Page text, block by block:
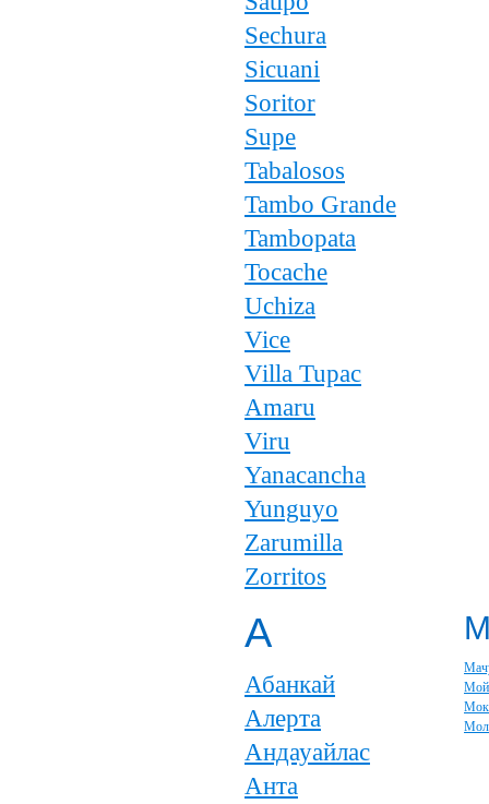
Sechura
Sicuani
Soritor
Supe
Tabalosos
Tambo Grande
Tambopata
Tocache
Uchiza
Vice
Villa Tupac
Amaru
Viru
Yanacancha
Yunguyo
Zarumilla
Zorritos
А
Абанкай
Алерта
Андауайлас
Анта